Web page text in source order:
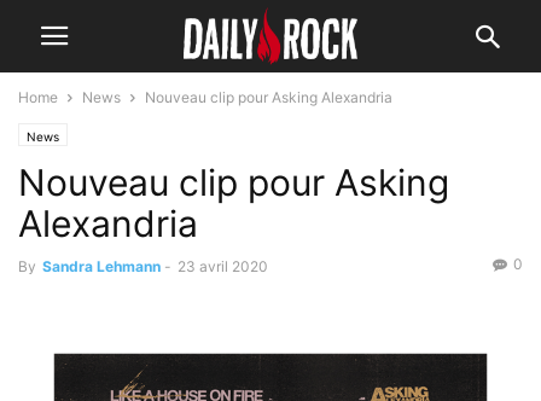
Home News Nouveau clip pour Asking Alexandria
News
Nouveau clip pour Asking
Alexandria
By Sandra Lehmann - 23 avril 2020 0